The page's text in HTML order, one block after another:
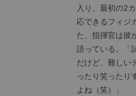
入り、最初の2
応できるフィジ
た、指揮官は彼
語っている。「
だけど、難しい
ったり笑ったり
よね（笑）」